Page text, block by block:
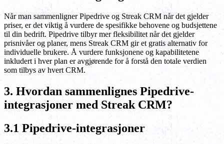
Når man sammenligner Pipedrive og Streak CRM når det gjelder
priser, er det viktig å vurdere de spesifikke behovene og budsjettene
til din bedrift. Pipedrive tilbyr mer fleksibilitet når det gjelder
prisnivåer og planer, mens Streak CRM gir et gratis alternativ for
individuelle brukere. Å vurdere funksjonene og kapabilitetene
inkludert i hver plan er avgjørende for å forstå den totale verdien
som tilbys av hvert CRM.
3. Hvordan sammenlignes Pipedrive-
integrasjoner med Streak CRM?
3.1 Pipedrive-integrasjoner